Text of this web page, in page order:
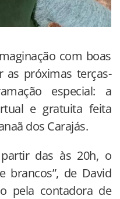
com boas
as próximas terças-
especial: a
e gratuita feita
dos Carajás.
das às 20h, o
brancos”, de David
pela contadora de